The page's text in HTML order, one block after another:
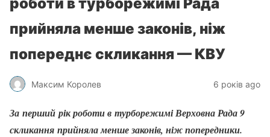
прийняла менше законів, ніж
попереднє скликання — КВУ
Максим Королев 6 років ago
За перший рік роботи в турборежимі Верховна Рада 9
скликання прийняла менше законів, ніж попередники.